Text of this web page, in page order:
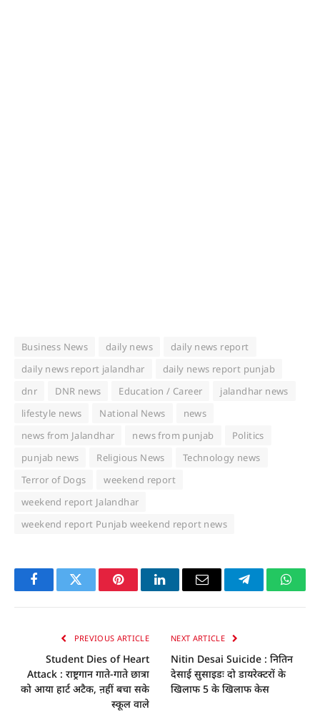
Business News daily news
daily news report
daily news report jalandhar
daily news report punjab
dnr
DNR news Education / Career
jalandhar news
lifestyle news
National News
news
news from Jalandhar
news from punjab
Politics
punjab news
Religious News
Technology news
Terror of Dogs
weekend report
weekend report Jalandhar
weekend report Punjab weekend report news
FacebookTwitter PinterestLinkedInEmail Telegram
PREVIOUS ARTICLE
Student Dies of Heart
Attack : राष्ट्रगान गाते-गाते छात्रा
को आया हार्ट अटैक, ऩहीं बचा सके
स्कूल वाले
NEXT ARTICLE
Nitin Desai Suicide : नितिन
देसाई सुसाइडः दो डायरेक्टरों के
खिलाफ 5 के खिलाफ केस